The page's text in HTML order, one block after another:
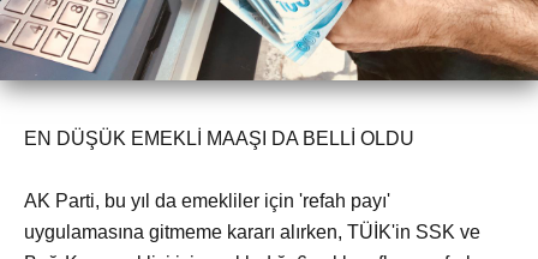
EN DÜŞÜK EMEKLİ MAAŞI DA BELLİ OLDU
AK Parti, bu yıl da emekliler için 'refah payı'
uygulamasına gitmeme kararı alırken, TÜİK'in SSK ve